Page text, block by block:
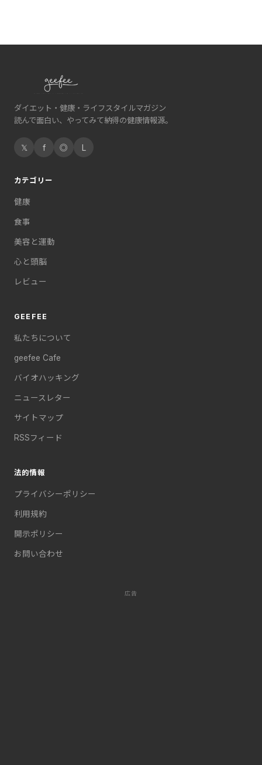
ダイエット・健康・ライフスタイルマガジン
読んで面白い、やってみて納得の健康情報源。
𝕏 f ◎ L
カテゴリー
健康
食事
美容と運動
心と頭脳
レビュー
GEEFEE
私たちについて
geefee Cafe
バイオハッキング
ニュースレター
サイトマップ
RSSフィード
法的情報
プライバシーポリシー
利用規約
開示ポリシー
お問い合わせ
広告